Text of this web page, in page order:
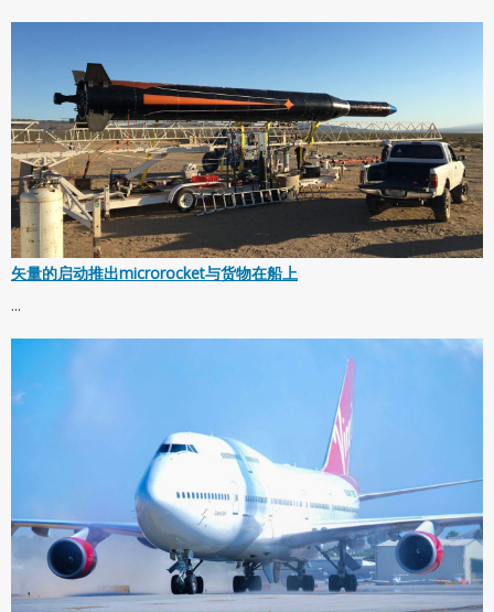
矢量的启动推出microrocket与货物在船上
...